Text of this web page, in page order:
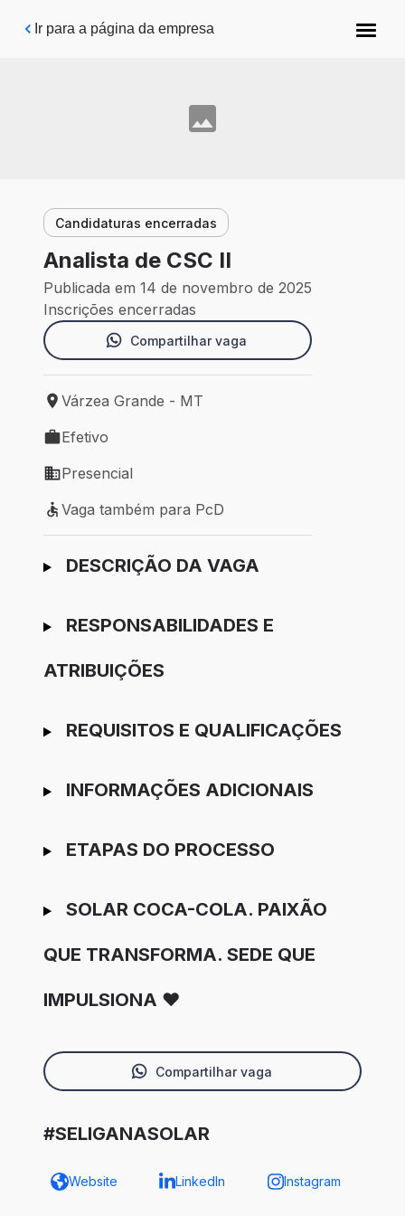
Pular para o conteúdo principal
Ir para a página da empresa
Candidaturas encerradas
Analista de CSC II
Publicada em 14 de novembro de 2025
Inscrições encerradas
Compartilhar vaga
Local de trabalho: Várzea Grande - MT
Várzea Grande - MT
Tipo de vaga: Efetivo
Efetivo
Modelo de trabalho: Presencial
Presencial
Vaga também para PcD
Vaga também para PcD
Ir para candidatura
DESCRIÇÃO DA VAGA
RESPONSABILIDADES E
ATRIBUIÇÕES
REQUISITOS E QUALIFICAÇÕES
INFORMAÇÕES ADICIONAIS
ETAPAS DO PROCESSO
SOLAR COCA-COLA. PAIXÃO
QUE TRANSFORMA. SEDE QUE
IMPULSIONA ❤️
Compartilhar vaga
#SELIGANASOLAR
Website LinkedIn Instagram